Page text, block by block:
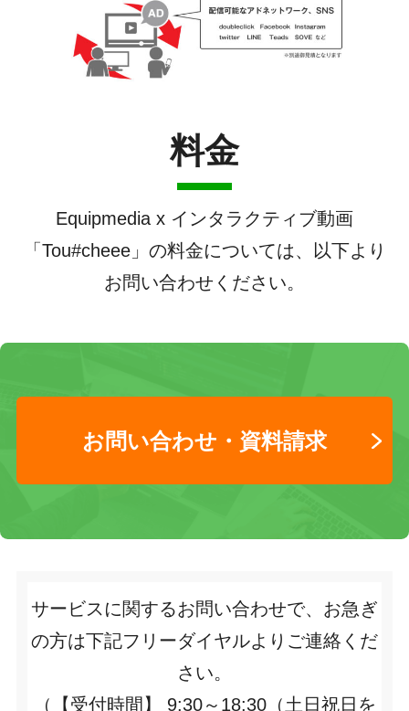
料金
Equipmedia x インタラクティブ動画
「Tou#cheee」の料金については、以下より
お問い合わせください。
お問い合わせ・資料請求
サービスに関するお問い合わせで、お急ぎ
の方は下記フリーダイヤルよりご連絡くだ
さい。
（【受付時間】 9:30～18:30（土日祝日を